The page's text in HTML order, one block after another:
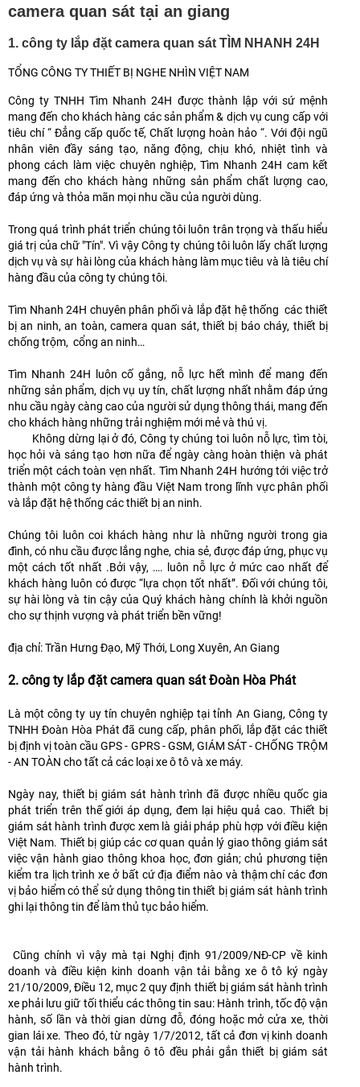
camera quan sát tại an giang
1. công ty lắp đặt camera quan sát TÌM NHANH 24H
TỔNG CÔNG TY THIẾT BỊ NGHE NHÌN VIỆT NAM
Công ty TNHH Tìm Nhanh 24H được thành lập với sứ mệnh
mang đến cho khách hàng các sản phẩm & dịch vụ cung cấp với
tiêu chí “ Đẳng cấp quốc tế, Chất lượng hoàn hảo “. Với đội ngũ
nhân viên đầy sáng tạo, năng động, chịu khó, nhiệt tình và
phong cách làm việc chuyên nghiệp, Tìm Nhanh 24H cam kết
mang đến cho khách hàng những sản phẩm chất lượng cao,
đáp ứng và thỏa mãn mọi nhu cầu của người dùng.
Trong quá trình phát triển chúng tôi luôn trân trọng và thấu hiểu
giá trị của chữ "Tín". Vì vậy Công ty chúng tôi luôn lấy chất lượng
dịch vụ và sự hài lòng của khách hàng làm mục tiêu và là tiêu chí
hàng đầu của công ty chúng tôi.
Tìm Nhanh 24H chuyên phân phối và lắp đặt hệ thống các thiết
bị an ninh, an toàn, camera quan sát, thiết bị báo cháy, thiết bị
chống trộm, cổng an ninh…
Tìm Nhanh 24H luôn cố gắng, nỗ lực hết mình để mang đến
những sản phẩm, dịch vụ uy tín, chất lượng nhất nhằm đáp ứng
nhu cầu ngày càng cao của người sử dụng thông thái, mang đến
cho khách hàng những trải nghiệm mới mẻ và thú vị.
Không dừng lại ở đó, Công ty chúng toi luôn nỗ lực, tìm tòi,
học hỏi và sáng tạo hơn nữa để ngày càng hoàn thiện và phát
triển một cách toàn vẹn nhất. Tìm Nhanh 24H hướng tới việc trở
thành một công ty hàng đầu Việt Nam trong lĩnh vực phân phối
và lắp đặt hệ thống các thiết bị an ninh.
Chúng tôi luôn coi khách hàng như là những người trong gia
đình, có nhu cầu được lắng nghe, chia sẻ, được đáp ứng, phục vụ
một cách tốt nhất .Bởi vậy, …. luôn nỗ lực ở mức cao nhất để
khách hàng luôn có được “lựa chọn tốt nhất”. Đối với chúng tôi,
sự hài lòng và tin cậy của Quý khách hàng chính là khởi nguồn
cho sự thịnh vượng và phát triển bền vững!
địa chỉ: Trần Hưng Đạo, Mỹ Thới, Long Xuyên, An Giang
2. công ty lắp đặt camera quan sát Đoàn Hòa Phát
Là một công ty uy tín chuyên nghiệp tại tỉnh An Giang, Công ty
TNHH Đoàn Hòa Phát đã cung cấp, phân phối, lắp đặt các thiết
bị định vị toàn cầu GPS - GPRS - GSM, GIÁM SÁT - CHỐNG TRỘM
- AN TOÀN cho tất cả các loại xe ô tô và xe máy.
Ngày nay, thiết bị giám sát hành trình đã được nhiều quốc gia
phát triển trên thế giới áp dụng, đem lại hiệu quả cao. Thiết bị
giám sát hành trình được xem là giải pháp phù hợp với điều kiện
Việt Nam. Thiết bị giúp các cơ quan quản lý giao thông giám sát
việc vận hành giao thông khoa học, đơn giản; chủ phương tiện
kiểm tra lịch trình xe ở bất cứ địa điểm nào và thậm chí các đơn
vị bảo hiểm có thể sử dụng thông tin thiết bị giám sát hành trình
ghi lại thông tin để làm thủ tục bảo hiểm.
Cũng chính vì vậy mà tại Nghị định 91/2009/NĐ-CP về kinh
doanh và điều kiện kinh doanh vận tải bằng xe ô tô ký ngày
21/10/2009, Điều 12, mục 2 quy định thiết bị giám sát hành trình
xe phải lưu giữ tối thiểu các thông tin sau: Hành trình, tốc độ vận
hành, số lần và thời gian dừng đỗ, đóng hoặc mở cửa xe, thời
gian lái xe. Theo đó, từ ngày 1/7/2012, tất cả đơn vị kinh doanh
vận tải hành khách bằng ô tô đều phải gắn thiết bị giám sát
hành trình.